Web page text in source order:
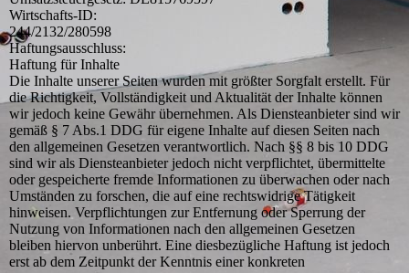
Wirtschafts-ID:
244/2132/280598
Haftungsausschluss:
Haftung für Inhalte
Die Inhalte unserer Seiten wurden mit größter Sorgfalt erstellt. Für
die Richtigkeit, Vollständigkeit und Aktualität der Inhalte können
wir jedoch keine Gewähr übernehmen. Als Diensteanbieter sind wir
gemäß § 7 Abs.1 DDG für eigene Inhalte auf diesen Seiten nach
den allgemeinen Gesetzen verantwortlich. Nach §§ 8 bis 10 DDG
sind wir als Diensteanbieter jedoch nicht verpflichtet, übermittelte
oder gespeicherte fremde Informationen zu überwachen oder nach
Umständen zu forschen, die auf eine rechtswidrige Tätigkeit
hinweisen. Verpflichtungen zur Entfernung oder Sperrung der
Nutzung von Informationen nach den allgemeinen Gesetzen
bleiben hiervon unberührt. Eine diesbezügliche Haftung ist jedoch
erst ab dem Zeitpunkt der Kenntnis einer konkreten